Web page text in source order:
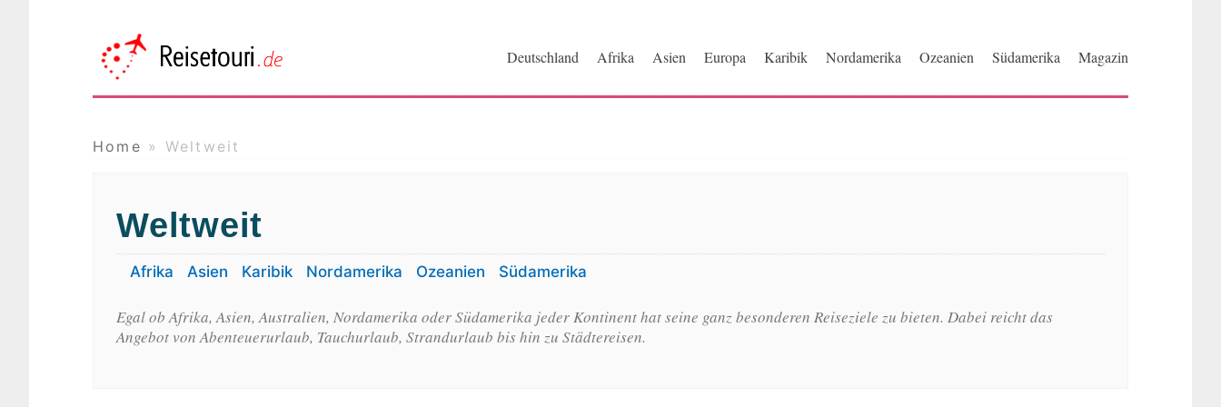
Deutschland Afrika Asien Europa Karibik Nordamerika Ozeanien Südamerika Magazin
Home » Weltweit
Weltweit
Afrika Asien Karibik Nordamerika Ozeanien Südamerika
Egal ob Afrika, Asien, Australien, Nordamerika oder Südamerika jeder Kontinent hat seine ganz besonderen Reiseziele zu bieten. Dabei reicht das
Angebot von Abenteuerurlaub, Tauchurlaub, Strandurlaub bis hin zu Städtereisen.